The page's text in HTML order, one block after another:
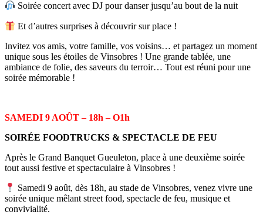
Soirée concert avec DJ pour danser jusqu’au bout de la nuit
Et d’autres surprises à découvrir sur place !
Invitez vos amis, votre famille, vos voisins… et partagez un moment
unique sous les étoiles de Vinsobres ! Une grande tablée, une
ambiance de folie, des saveurs du terroir… Tout est réuni pour une
soirée mémorable !
SAMEDI 9 AOÛT – 18h – O1h
SOIRÉE FOODTRUCKS & SPECTACLE DE FEU
Après le Grand Banquet Gueuleton, place à une deuxième soirée
tout aussi festive et spectaculaire à Vinsobres !
Samedi 9 août, dès 18h, au stade de Vinsobres, venez vivre une
soirée unique mêlant street food, spectacle de feu, musique et
convivialité.